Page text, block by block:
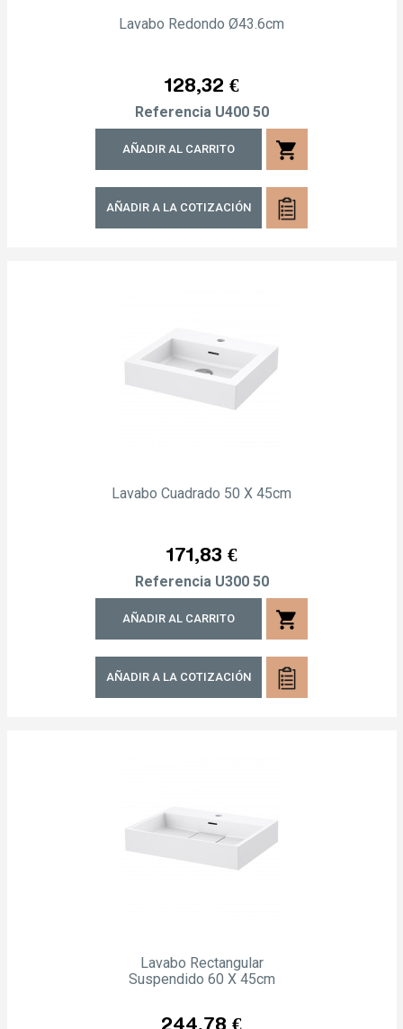
Lavabo Redondo Ø43.6cm
Precio
128,32 €
Referencia U400 50
AÑADIR AL CARRITO shopping_cart
AÑADIR A LA COTIZACIÓN
Lavabo Cuadrado 50 X 45cm
Precio
171,83 €
Referencia U300 50
AÑADIR AL CARRITO shopping_cart
AÑADIR A LA COTIZACIÓN
Lavabo Rectangular
Suspendido 60 X 45cm
Precio
244,78 €